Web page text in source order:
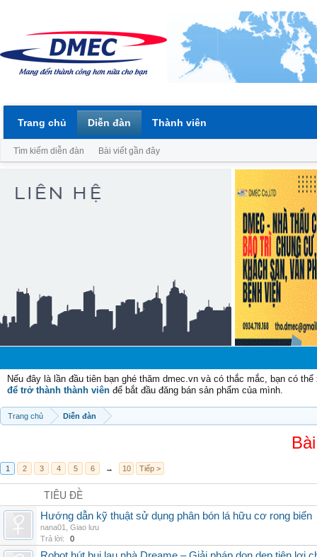
Nếu đây là lần đầu tiên bạn ghé thăm dmec.vn và có thắc mắc, bạn có
để trở thành thành viên để bắt đầu đăng bán sản phẩm của mình.
Trang chủ Diễn đàn
1 2 3 4 5 6 → 10 Tiếp >
TIÊU ĐỀ
Hướng dẫn kỹ thuật sử dụng phân bón lá hữu cơ rong biển
nana01
Giao lưu
Trả lời:
0
Trang chủ Diễn đàn
Tìm kiếm diễn đàn Bài viết gần đây
Thành viên